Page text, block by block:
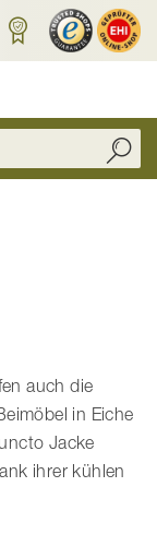
auch die
in Eiche
Jacke
ihrer kühlen